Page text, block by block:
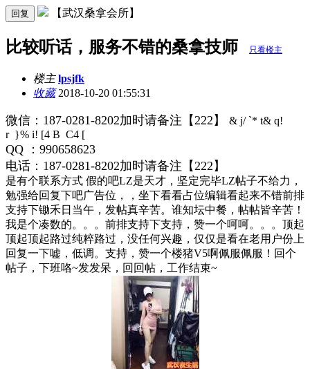
回复 【武汉桑拿会所】
比较听话，服务不错的桑拿技师 只看楼主
楼主 lpsjfk
收藏2018-10-20 01:55:31
微信：187-0281-8202加时请备注【222】 & j/ `* t& q!
r }% i! [4 B C4 [
QQ ：990658623
电话：187-0281-8202加时请备注【222】
是有个联系方式 假的吧LZ是天才，坚定完毕LZ帖子不给力，
勉强给回复下吧广告位，，坐下看看占位编辑看起来不错前排
支持下锄禾日当午，发帖真辛苦。谁知坛中餐，帖帖皆辛苦！
我是个凑数的。。。前排支持下支持，赞一个呵呵。。。顶起
顶起顶起路过纯粹路过，没任何兴趣，仅仅是看在老用户份上
回复一下嘘，低调。支持，赞一个楼猪V5啊佩服佩服！回个
帖子，下班咯~发发呆，回回帖，工作结束~